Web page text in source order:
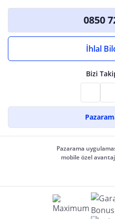
0850
İhlal
Bizi
Pazarama
mobile özel